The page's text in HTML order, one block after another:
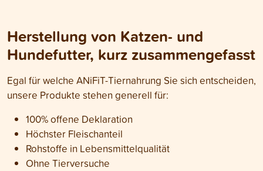
Herstellung von Katzen- und
Hundefutter, kurz zusammengefasst
Egal für welche ANiFiT-Tiernahrung Sie sich entscheiden,
unsere Produkte stehen generell für:
100% offene Deklaration
Höchster Fleischanteil
Rohstoffe in Lebensmittelqualität
Ohne Tierversuche